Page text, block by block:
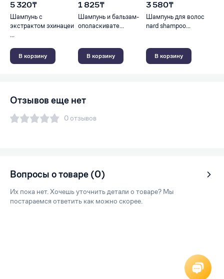
5 320₸
Шампунь с
экстрактом эхинацеи
...
В корзину
1 825₸
Шампунь и бальзам-
ополаскивате...
В корзину
3 580₸
Шампунь для волос
nard shampoo...
В корзину
Отзывов еще нет
0 отзывов
Вопросы о товаре (0)
Их пока нет. Хочешь уточнить детали о товаре? Мы
постараемся ответить как можно скорее.